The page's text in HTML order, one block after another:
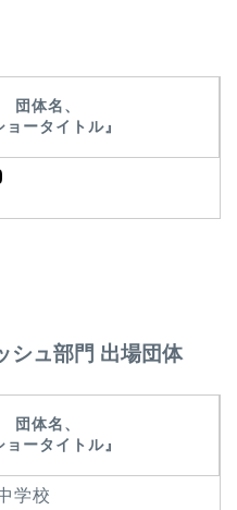
団体名、
ョータイトル』
シュ部門 出場団体
団体名、
ョータイトル』
学校